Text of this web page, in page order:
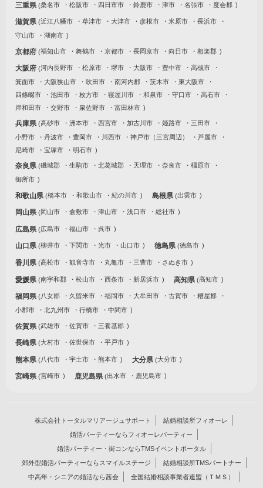
三重県 桑名市 松阪市 四日市市 鈴鹿市 津市 名張市 度会郡
滋賀県 近江八幡市 草津市 大津市 彦根市 米原市
長浜市
守山市
湖南市
京都府 福知山市 舞鶴市 京都市 長岡京市 向日市 相楽郡
大阪府 河内長野市 松原市 堺市 大阪市 豊中市
高槻市
箕面市
大阪狭山市 吹田市 南河内郡 茨木市
東大阪市
四條畷市
池田市 枚方市 寝屋川市 和泉市 守口市
高石市
岸和田市
交野市 泉佐野市 富田林市
兵庫県 高砂市 洲本市 西宮市 加古川市 姫路市
三田市
小野市
丹波市 豊岡市 川西市 神戸市（三宮周辺）
芦屋市
尼崎市
宝塚市 明石市
奈良県 磯城郡 生駒市 北葛城郡 天理市 奈良市
橿原市
御所市
和歌山県 橋本市 和歌山市 紀の川市 島根県 出雲市
岡山県 岡山市 倉敷市 津山市 浅口市 総社市
広島県 広島市 福山市 呉市
山口県 柳井市 下関市 光市 山口市 徳島県 徳島市
香川県 高松市 観音寺市 丸亀市 三豊市 さぬき市
愛媛県 南宇和郡 松山市 西条市 新居浜市 高知県 高知市
福岡県 八女郡 久留米市 福岡市 大牟田市 古賀市
糟屋郡
小郡市
北九州市 行橋市 中間市
佐賀県 武雄市 佐賀市 三養基郡
長崎県 大村市 佐世保市 平戸市
熊本県 八代市 宇土市 熊本市 大分県 大分市
宮崎県 宮崎市 鹿児島県 出水市 鹿児島市
株式会社トータルマリアージュサポート
結婚相談所フィオーレ
婚活パーティーならフィオーレパーティー
婚活パーティー・街コンならTMSイベントポータル
郊外型婚活パーティーならスマイルステージ
結婚相談所TMSパートナー
中高年・シニアの婚活なら茜会
全国結婚相談事業者連盟（ＴＭＳ）